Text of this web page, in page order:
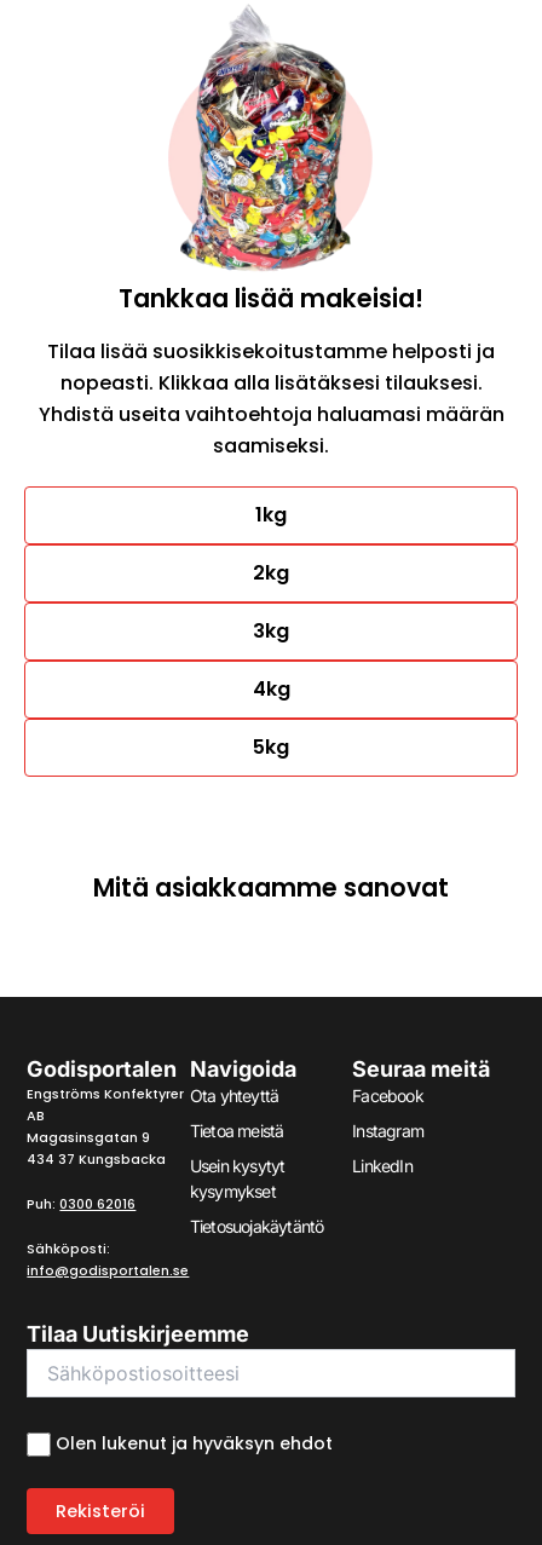
Tankkaa lisää makeisia!
Tilaa lisää suosikkisekoitustamme helposti ja
nopeasti. Klikkaa alla lisätäksesi tilauksesi.
Yhdistä useita vaihtoehtoja haluamasi määrän
saamiseksi.
1kg
2kg
3kg
4kg
5kg
Mitä asiakkaamme sanovat
Godisportalen
Engströms Konfektyrer
AB
Magasinsgatan 9
434 37 Kungsbacka
Puh:0300 62016
Sähköposti:
info@godisportalen.se
Navigoida
Ota yhteyttä
Tietoa meistä
Usein kysytyt
kysymykset
Tietosuojakäytäntö
Seuraa meitä
Facebook
Instagram
LinkedIn
Tilaa Uutiskirjeemme
Olen lukenut ja hyväksyn ehdot